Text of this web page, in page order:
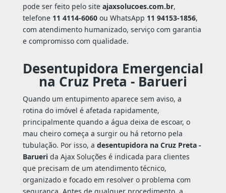
pode ser feito pelo site ajaxsolucoes.com.br,
telefone 11 4114-6060ou WhatsApp 11 94153-1856,
com atendimento humanizado, serviço com garantia
e compromisso com qualidade.
Desentupidora Emergencial
na Cruz Preta - Barueri
Quando um entupimento aparece sem aviso, a
rotina do imóvel é afetada rapidamente,
principalmente quando a água deixa de escoar, o
mau cheiro começa a surgir ou há retorno pela
tubulação. Por isso, a desentupidora na Cruz Preta -
Baruerida Ajax Soluções é indicada para clientes
que precisam de um atendimento técnico,
organizado e focado em resolver o problema com
segurança. Antes de qualquer procedimento, a